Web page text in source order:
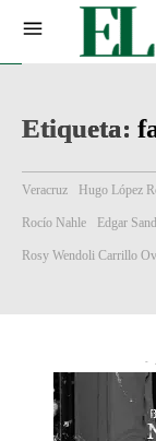
Etiqueta:
Veracruz Hugo López
Rocío Nahle Edgar
Rosy Wendoli Carrillo
-